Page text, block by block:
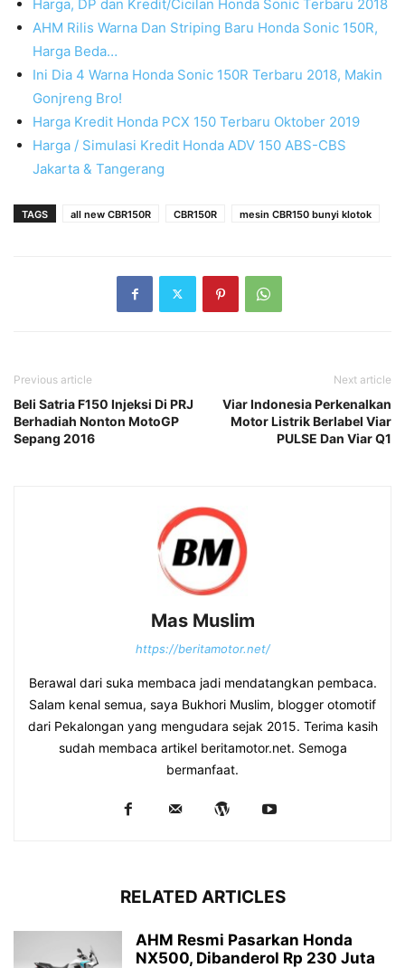
Harga, DP dan Kredit/Cicilan Honda Sonic Terbaru 2018
AHM Rilis Warna Dan Striping Baru Honda Sonic 150R,
Harga Beda…
Ini Dia 4 Warna Honda Sonic 150R Terbaru 2018, Makin
Gonjreng Bro!
Harga Kredit Honda PCX 150 Terbaru Oktober 2019
Harga / Simulasi Kredit Honda ADV 150 ABS-CBS
Jakarta & Tangerang
TAGS all new CBR150R CBR150R mesin CBR150 bunyi klotok
Previous article
Beli Satria F150 Injeksi Di PRJ
Berhadiah Nonton MotoGP
Sepang 2016
Next article
Viar Indonesia Perkenalkan
Motor Listrik Berlabel Viar
PULSE Dan Viar Q1
Mas Muslim
https://beritamotor.net/
Berawal dari suka membaca jadi mendatangkan pembaca.
Salam kenal semua, saya Bukhori Muslim, blogger otomotif
dari Pekalongan yang mengudara sejak 2015. Terima kasih
sudah membaca artikel beritamotor.net. Semoga
bermanfaat.
RELATED ARTICLES
AHM Resmi Pasarkan Honda
NX500, Dibanderol Rp 230 Juta